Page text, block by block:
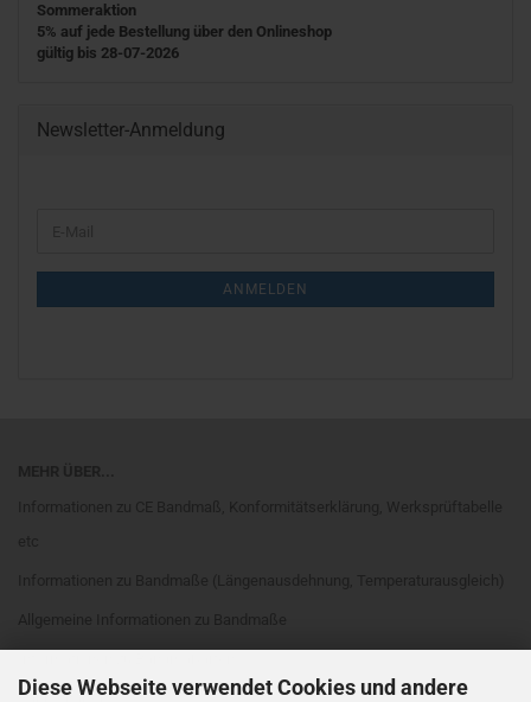
Diese Webseite verwendet Cookies und andere
Sommeraktion
5% auf jede Bestellung über den Onlineshop
gültig bis 28-07-2026
Newsletter-Anmeldung
ANMELDEN
Rahmenarten